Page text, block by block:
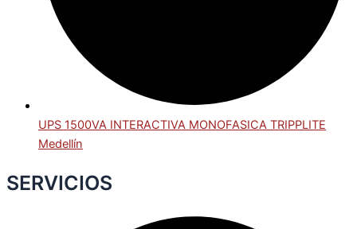
UPS 1500VA INTERACTIVA MONOFASICA TRIPPLITE
Medellín
SERVICIOS